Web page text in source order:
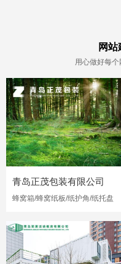
网
用心做好每
青岛正茂包装有限公司
蜂窝箱/蜂窝纸板/纸护角/纸托盘